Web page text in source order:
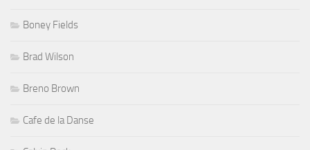
Boney Fields
Brad Wilson
Breno Brown
Cafe de la Danse